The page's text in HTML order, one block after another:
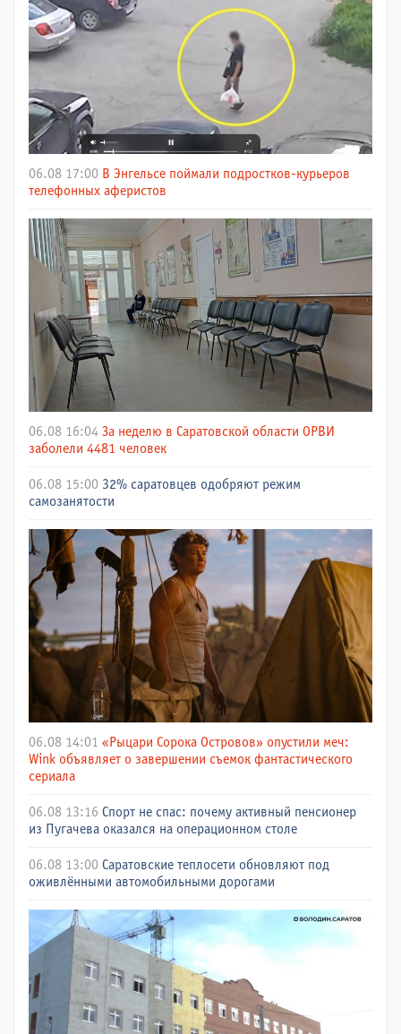
06.08 17:00 В Энгельсе поймали подростков-курьеров
телефонных аферистов
06.08 16:04 За неделю в Саратовской области ОРВИ
заболели 4481 человек
06.08 15:00 32% саратовцев одобряют режим
самозанятости
06.08 14:01 «Рыцари Сорока Островов» опустили меч:
Wink объявляет о завершении съемок фантастического
сериала
06.08 13:16 Спорт не спас: почему активный пенсионер
из Пугачева оказался на операционном столе
06.08 13:00 Саратовские теплосети обновляют под
оживлёнными автомобильными дорогами